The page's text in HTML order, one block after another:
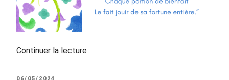
Continuer la lecturede
PUBLIÉ